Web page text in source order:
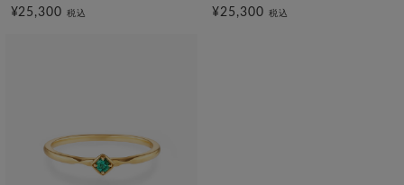
¥25,300税込 ¥25,300 税込